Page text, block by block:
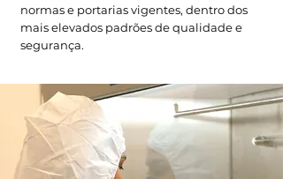
normas e portarias vigentes, dentro dos
mais elevados padrões de qualidade e
segurança.